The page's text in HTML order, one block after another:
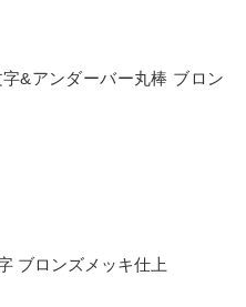
&アンダーバー丸棒 ブロン
ブロンズメッキ仕上